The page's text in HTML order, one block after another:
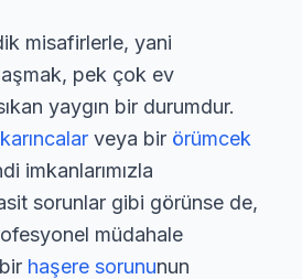
misafirlerle, yani
pek çok ev
yaygın bir durumdur.
karıncalar veya bir örümcek
imkanlarımızla
sorunlar gibi görünse de,
müdahale
haşere sorununun